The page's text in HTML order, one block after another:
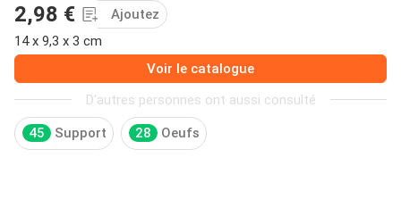
2,98 €
Ajoutez
14 x 9,3 x 3 cm
Voir le catalogue
D'autres personnes ont aussi consulté
45 Support 28 Oeufs